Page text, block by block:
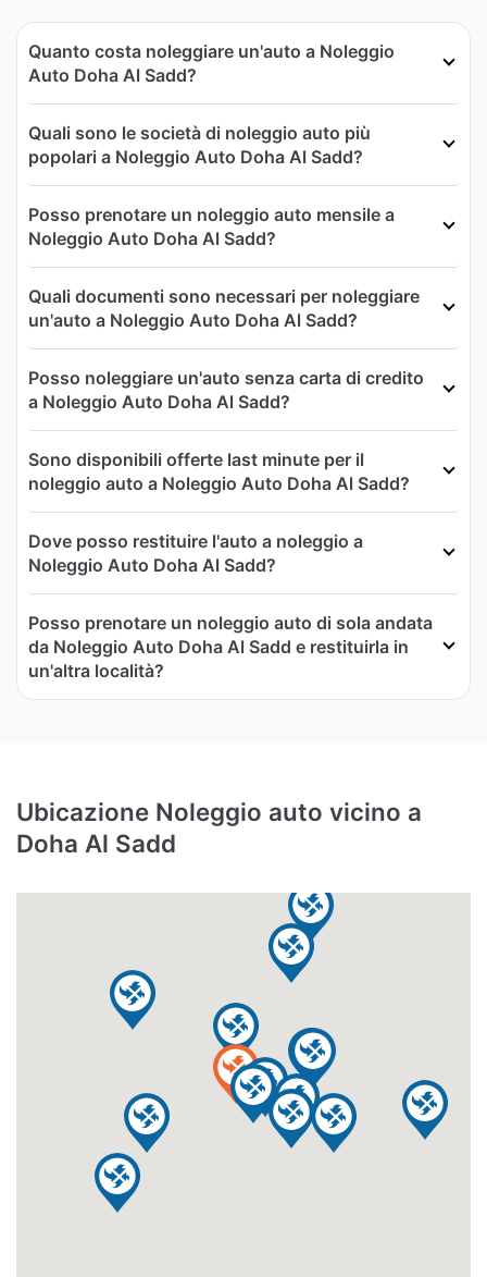
Quanto costa noleggiare un'auto a Noleggio
Auto Doha Al Sadd?
Quali sono le società di noleggio auto più
popolari a Noleggio Auto Doha Al Sadd?
Posso prenotare un noleggio auto mensile a
Noleggio Auto Doha Al Sadd?
Quali documenti sono necessari per noleggiare
un'auto a Noleggio Auto Doha Al Sadd?
Posso noleggiare un'auto senza carta di credito
a Noleggio Auto Doha Al Sadd?
Sono disponibili offerte last minute per il
noleggio auto a Noleggio Auto Doha Al Sadd?
Dove posso restituire l'auto a noleggio a
Noleggio Auto Doha Al Sadd?
Posso prenotare un noleggio auto di sola andata
da Noleggio Auto Doha Al Sadd e restituirla in
un'altra località?
Ubicazione Noleggio auto vicino a
Doha Al Sadd